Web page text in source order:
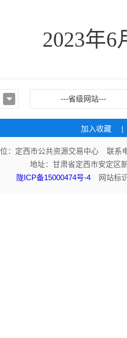
2023年6
---省级网站---
加入收藏 |
：定西市公共资源交易中心 联系
地址：甘肃省定西市安定
陇ICP备15000474号-4 网站标